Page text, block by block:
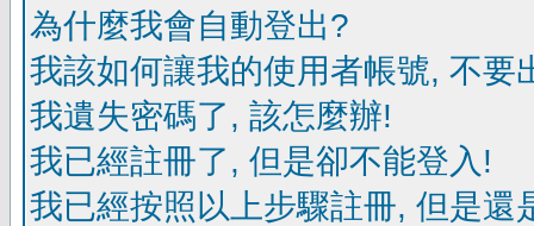
為什麼我會自動登出?
我該如何讓我的使用者帳號, 不要
我遺失密碼了, 該怎麼辦!
我已經註冊了, 但是卻不能登入!
我已經按照以上步驟註冊, 但是還